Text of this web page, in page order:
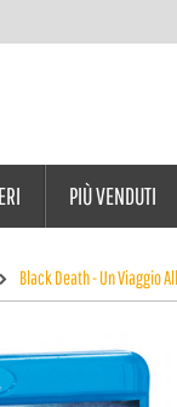
PIÙ VENDUTI
Black Death - Un Viaggio